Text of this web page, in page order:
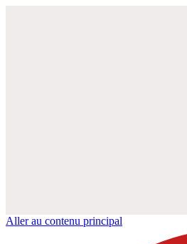
Aller au contenu principal